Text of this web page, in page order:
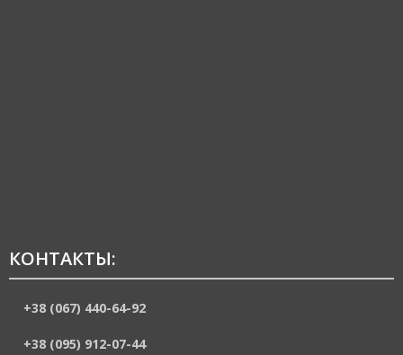
КОНТАКТЫ:
+38 (067) 440-64-92
+38 (095) 912-07-44